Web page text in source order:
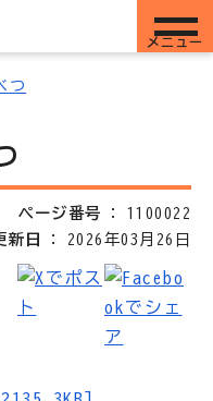
メニュー
つ
ページ番号
1100022
新日
2026年03月26日